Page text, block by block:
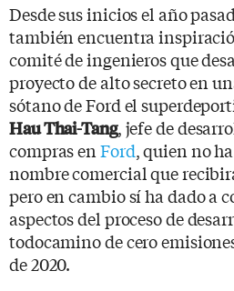
Desde sus inicios el año
también encuentra
comité de ingenieros que
proyecto de alto secreto en
sótano de Ford el
Hau Thai-Tang, jefe de
compras enFord, quien no
nombre comercial que
pero en cambio sí ha dado a
aspectos del proceso de
todocamino de cero
de 2020.